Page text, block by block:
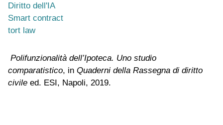
Diritto dell'IA
Smart contract
tort law
Polifunzionalità dell’Ipoteca. Uno studio
comparatistico, in Quaderni della Rassegna di diritto
civile ed. ESI, Napoli, 2019.